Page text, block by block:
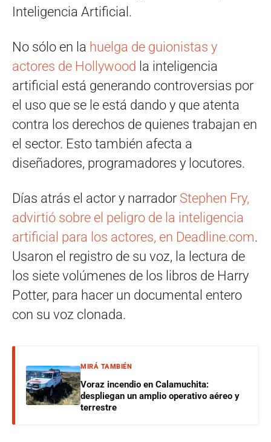
Inteligencia Artificial.
No sólo en la huelga de guionistas y
actores de Hollywood la inteligencia
artificial está generando controversias por
el uso que se le está dando y que atenta
contra los derechos de quienes trabajan en
el sector. Esto también afecta a
diseñadores, programadores y locutores.
Días atrás el actor y narrador Stephen Fry,
advirtió sobre el peligro de la inteligencia
artificial para los actores, en Deadline.com.
Usaron el registro de su voz, la lectura de
los siete volúmenes de los libros de Harry
Potter, para hacer un documental entero
con su voz clonada.
MIRÁ TAMBIÉN
Voraz incendio en Calamuchita:
despliegan un amplio operativo aéreo y
terrestre